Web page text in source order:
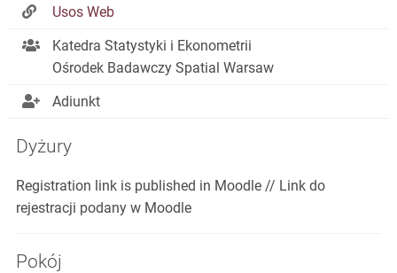
Usos Web
Katedra Statystyki i Ekonometrii
Ośrodek Badawczy Spatial Warsaw
Adiunkt
Dyżury
Registration link is published in Moodle // Link do
rejestracji podany w Moodle
Pokój